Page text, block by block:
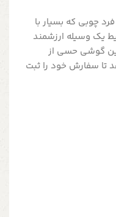
چوبی که بسیار با
یک وسیله ارزشمند
گوشی حسی از
تا سفارش خود را ثبت